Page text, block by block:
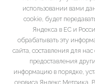
использовании вами
cookie, будет
Яндекса в ЕС и
обрабатывать эту
сайта, составления для
предоставления
информацию в порядке,
сервиса Яндекс Метрика.